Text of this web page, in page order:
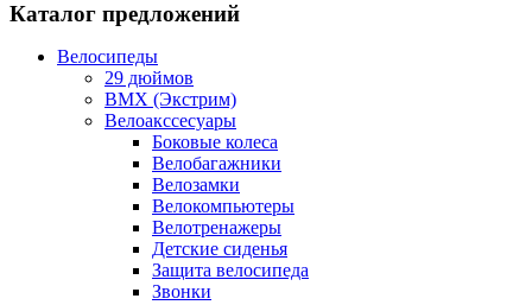
Каталог предложений
Велосипеды
29 дюймов
BMX (Экстрим)
Велоакссесуары
Боковые колеса
Велобагажники
Велозамки
Велокомпьютеры
Велотренажеры
Детские сиденья
Защита велосипеда
Звонки